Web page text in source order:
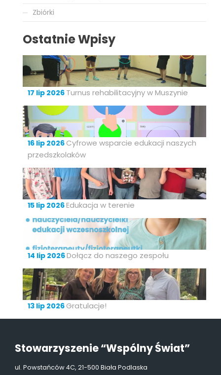
Zbiórki
Ostatnie Wpisy
17 lip 2026 Turnus rehabilitacyjny w Muszynie
16 lip 2026 Cyfrowe wsparcie edukacji naszych
przedszkolaków
15 lip 2026Edukacja w terenie
14 lip 2026Dołącz do naszego zespołu
13 lip 2026 Gratulacje!
Stowarzyszenie “Wspólny Świat”
ul. Powstańców 4C, 21-500 Biała Podlaska